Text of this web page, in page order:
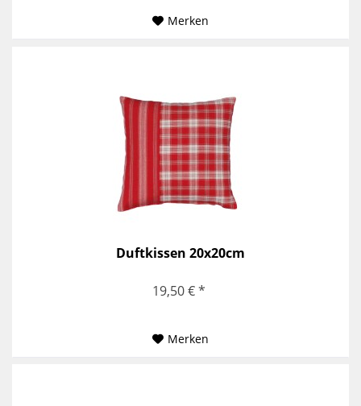
Merken
Duftkissen 20x20cm
19,50 € *
Merken